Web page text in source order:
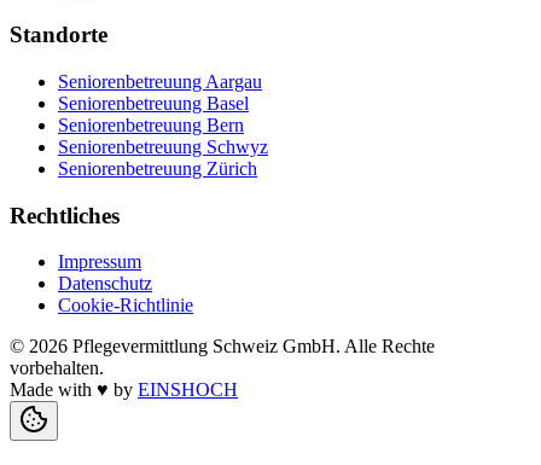
Standorte
Seniorenbetreuung Aargau
Seniorenbetreuung Basel
Seniorenbetreuung Bern
Seniorenbetreuung Schwyz
Seniorenbetreuung Zürich
Rechtliches
Impressum
Datenschutz
Cookie-Richtlinie
© 2026 Pflegevermittlung Schweiz GmbH. Alle Rechte
vorbehalten.
Made with ♥ by EINSHOCH